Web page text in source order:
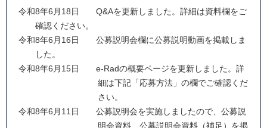
令和8年6月18日
Q&Aを更新しました。詳細は資料欄をご
確認ください。
令和8年6月16日
公募説明会欄に公募説明動画を掲載しま
した。
令和8年6月15日
e-Radの概要ページを更新しました。詳
細は下記「応募方法」の欄でご確認くだ
さい。
令和8年6月11日
公募説明会を実施しましたので、公募説
明会資料、公募説明会資料（補足）を掲